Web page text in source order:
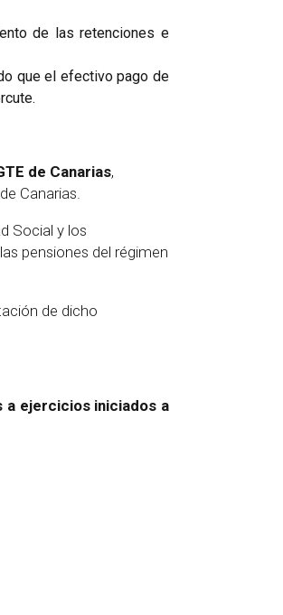
de las retenciones e
que el efectivo pago de
de Canarias,
Canarias.
Social y los
pensiones del régimen
de dicho
a ejercicios iniciados a